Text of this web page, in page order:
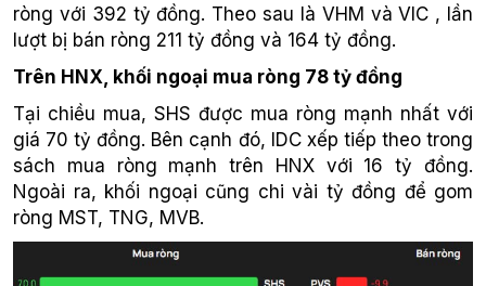
ròng với 392 tỷ đồng. Theo sau là VHM và VIC , lần
lượt bị bán ròng 211 tỷ đồng và 164 tỷ đồng.
Trên HNX, khối ngoại mua ròng 78 tỷ đồng
Tại chiều mua, SHS được mua ròng mạnh nhất với
giá 70 tỷ đồng. Bên cạnh đó, IDC xếp tiếp theo trong
sách mua ròng mạnh trên HNX với 16 tỷ đồng.
Ngoài ra, khối ngoại cũng chi vài tỷ đồng để gom
ròng MST, TNG, MVB.